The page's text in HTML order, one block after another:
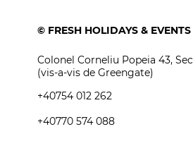
© FRESH HOLIDAYS &
Colonel Corneliu Popeia 43,
(vis-a-vis de Greengate)
+40754 012 262
+40770 574 088